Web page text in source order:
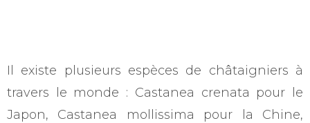
Il existe plusieurs espèces de châtaigniers à
travers le monde : Castanea crenata pour le
Japon, Castanea mollissima pour la Chine,